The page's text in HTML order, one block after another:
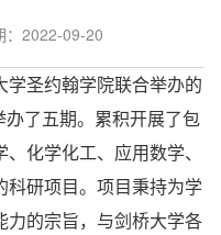
：2022-09-20
学圣约翰学院联合举办的
办了五期。累积开展了包
化学化工、应用数学、
科研项目。项目秉持为学
力的宗旨，与剑桥大学各